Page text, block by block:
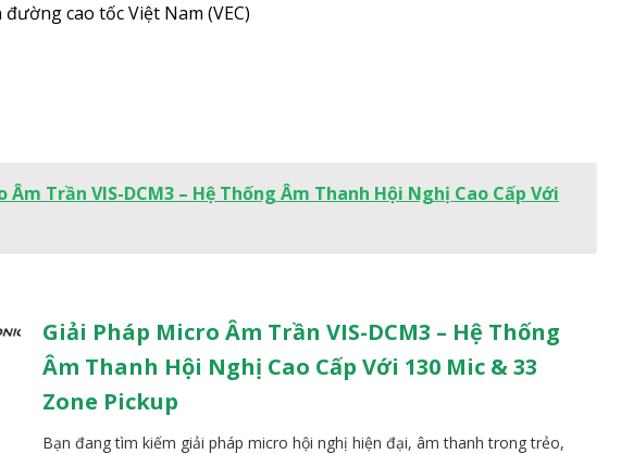
cao tốc Việt Nam (VEC)
Âm Trần VIS-DCM3 – Hệ Thống Âm Thanh Hội Nghị Cao Cấp Với
Giải Pháp Micro Âm Trần VIS-DCM3 – Hệ Thống
Âm Thanh Hội Nghị Cao Cấp Với 130 Mic & 33
Zone Pickup
Bạn đang tìm kiếm giải pháp micro hội nghị hiện đại, âm thanh trong trẻo,